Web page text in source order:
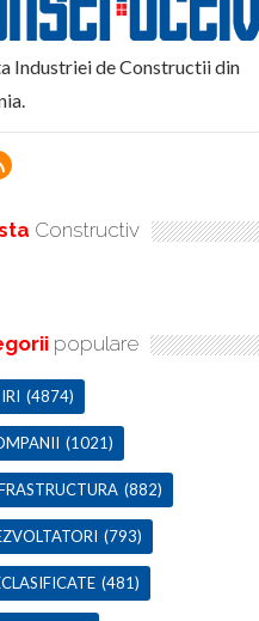
Industriei de Constructii din
Constructiv
populare
(4874)
(1021)
(882)
(793)
(481)